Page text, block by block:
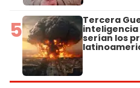
5 Tercera
serían los